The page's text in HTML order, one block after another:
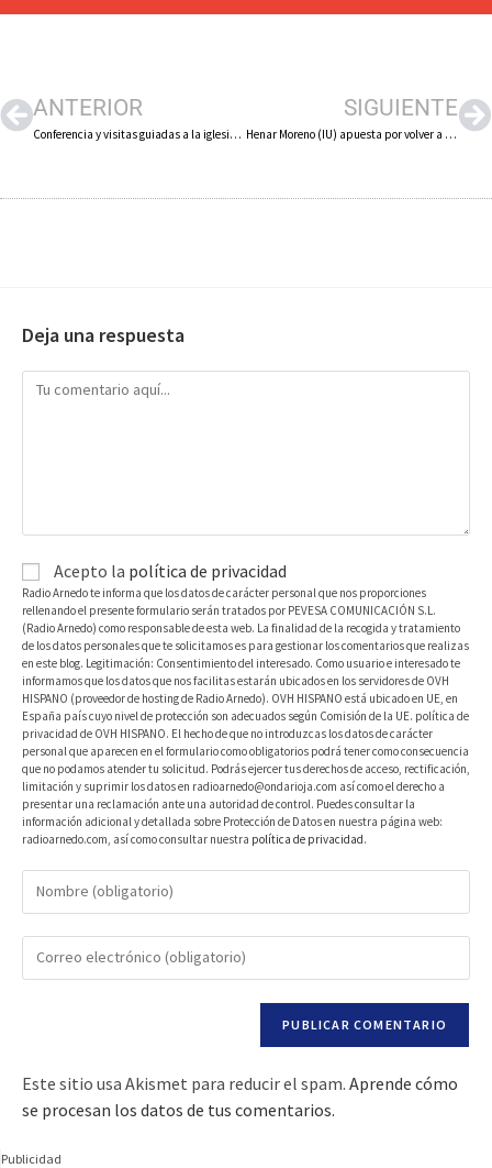
ANTERIOR
Conferencia y visitas guiadas a la iglesia rupestre del ‘Patio de los Curas’ de Arnedo
SIGUIENTE
Henar Moreno (IU) apuesta por volver a convertir Arnedo en la ciudad industrial que proveía empleo a la comarca
Deja una respuesta
Acepto la política de privacidad
Radio Arnedo te informa que los datos de carácter personal que nos proporciones
rellenando el presente formulario serán tratados por PEVESA COMUNICACIÓN S.L.
(Radio Arnedo) como responsable de esta web. La finalidad de la recogida y tratamiento
de los datos personales que te solicitamos es para gestionar los comentarios que realizas
en este blog. Legitimación: Consentimiento del interesado. Como usuario e interesado te
informamos que los datos que nos facilitas estarán ubicados en los servidores de OVH
HISPANO (proveedor de hosting de Radio Arnedo). OVH HISPANO está ubicado en UE, en
España país cuyo nivel de protección son adecuados según Comisión de la UE. política de
privacidad de OVH HISPANO. El hecho de que no introduzcas los datos de carácter
personal que aparecen en el formulario como obligatorios podrá tener como consecuencia
que no podamos atender tu solicitud. Podrás ejercer tus derechos de acceso, rectificación,
limitación y suprimir los datos en radioarnedo@ondarioja.com así como el derecho a
presentar una reclamación ante una autoridad de control. Puedes consultar la
información adicional y detallada sobre Protección de Datos en nuestra página web:
radioarnedo.com, así como consultar nuestra política de privacidad.
Este sitio usa Akismet para reducir el spam. Aprende cómo
se procesan los datos de tus comentarios.
Publicidad